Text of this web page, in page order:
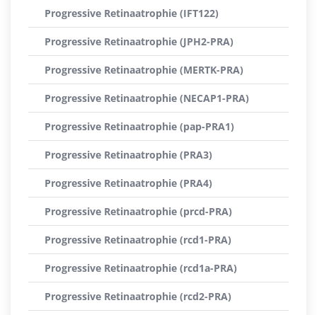
Progressive Retinaatrophie (IFT122)
Progressive Retinaatrophie (JPH2-PRA)
Progressive Retinaatrophie (MERTK-PRA)
Progressive Retinaatrophie (NECAP1-PRA)
Progressive Retinaatrophie (pap-PRA1)
Progressive Retinaatrophie (PRA3)
Progressive Retinaatrophie (PRA4)
Progressive Retinaatrophie (prcd-PRA)
Progressive Retinaatrophie (rcd1-PRA)
Progressive Retinaatrophie (rcd1a-PRA)
Progressive Retinaatrophie (rcd2-PRA)